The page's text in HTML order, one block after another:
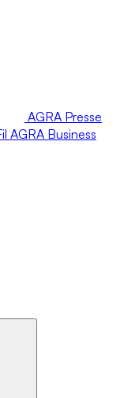
AGRA Presse
AGRA Business